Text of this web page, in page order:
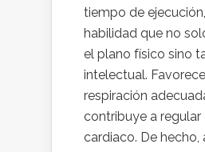
tiempo de
habilidad que no
el plano físico sino
intelectual.
respiración
contribuye a regular
cardiaco. De hecho,